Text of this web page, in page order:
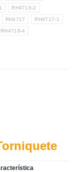
RH4716-2
RH4717 RH4717-1
RH4718-4